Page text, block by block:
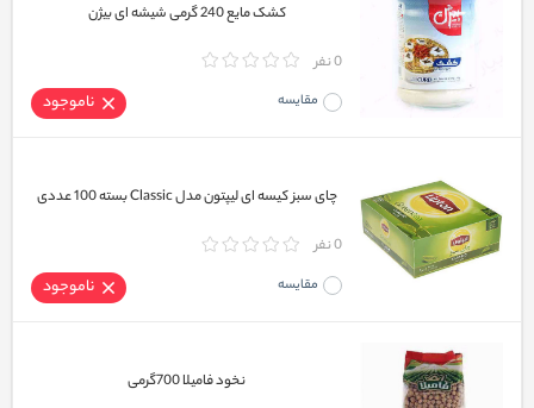
کشک مایع 240 گرمی شیشه ای بیژن
0 نفر
مقایسه ناموجود
چای سبز کیسه‌ ای لیپتون مدل Classic بسته 100 عددی
0 نفر
مقایسه ناموجود
نخود فامیلا 700گرمی